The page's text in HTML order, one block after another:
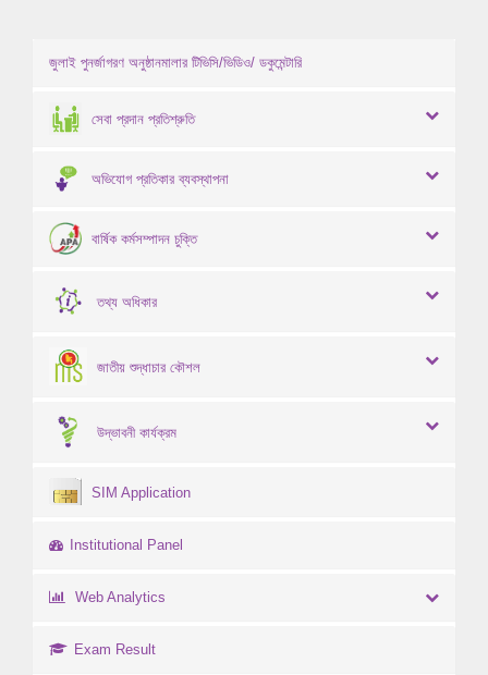
জুলাই পুনর্জাগরণ অনুষ্ঠানমালার টিভিসি/ভিডিও/ ডকুমেন্টারি
সেবা প্রদান প্রতিশ্রুতি
অভিযোগ প্রতিকার ব্যবস্থাপনা
বার্ষিক কর্মসম্পাদন চুক্তি
তথ্য অধিকার
জাতীয় শুদ্ধাচার কৌশল
উদ্ভাবনী কার্যক্রম
SIM Application
Institutional Panel
Web Analytics
Exam Result